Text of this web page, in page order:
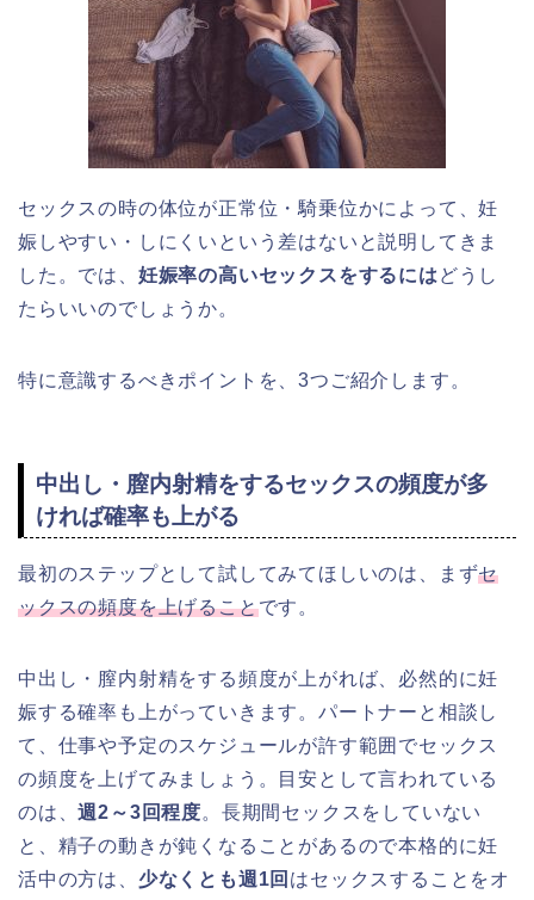
セックスの時の体位が正常位・騎乗位かによって、妊
娠しやすい・しにくいという差はないと説明してきま
した。では、 妊娠率の高いセックスをするには どうし
たらいいのでしょうか。
特に意識するべきポイントを、3つご紹介します。
中出し・膣内射精をするセックスの頻度が多
ければ確率も上がる
最初のステップとして試してみてほしいのは、まずセ
ックスの頻度を上げることです。
中出し・膣内射精をする頻度が上がれば、必然的に妊
娠する確率も上がっていきます。パートナーと相談し
て、仕事や予定のスケジュールが許す範囲でセックス
の頻度を上げてみましょう。目安として言われている
のは、週2～3回程度。長期間セックスをしていない
と、精子の動きが鈍くなることがあるので本格的に妊
活中の方は、 少なくとも週1回 はセックスすることをオ